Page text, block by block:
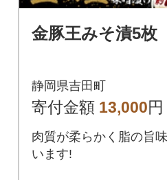
金豚王みそ漬5枚
静岡県吉田町
寄付金額 13,000円
肉質が柔らかく脂の旨
います!